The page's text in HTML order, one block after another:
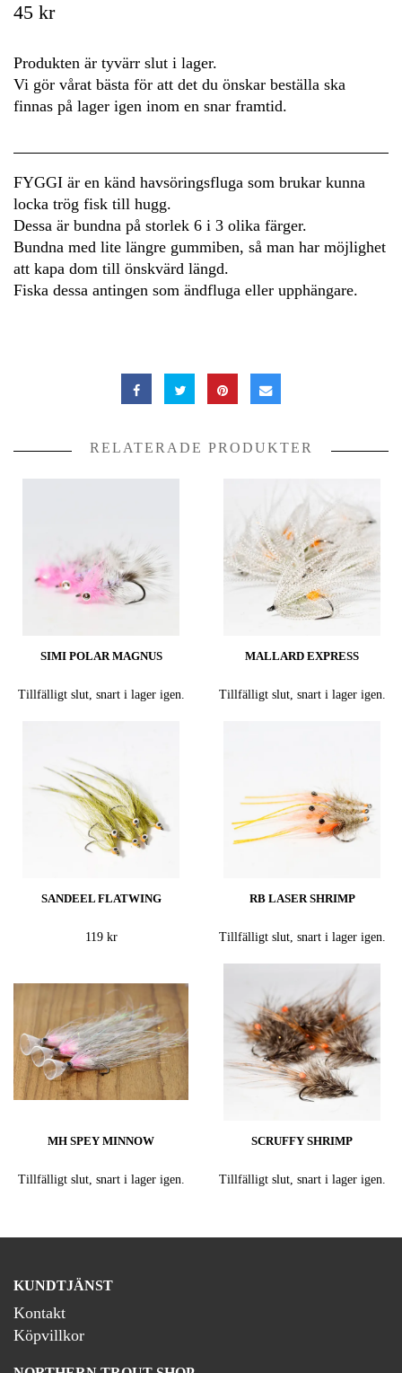
45 kr
Produkten är tyvärr slut i lager.
Vi gör vårat bästa för att det du önskar beställa ska
finnas på lager igen inom en snar framtid.
FYGGI är en känd havsöringsfluga som brukar kunna
locka trög fisk till hugg.
Dessa är bundna på storlek 6 i 3 olika färger.
Bundna med lite längre gummiben, så man har möjlighet
att kapa dom till önskvärd längd.
Fiska dessa antingen som ändfluga eller upphängare.
RELATERADE PRODUKTER
SIMI POLAR MAGNUS
Tillfälligt slut, snart i lager igen.
MALLARD EXPRESS
Tillfälligt slut, snart i lager igen.
SANDEEL FLATWING
119 kr
RB LASER SHRIMP
Tillfälligt slut, snart i lager igen.
MH SPEY MINNOW
Tillfälligt slut, snart i lager igen.
SCRUFFY SHRIMP
Tillfälligt slut, snart i lager igen.
KUNDTJÄNST
Kontakt
Köpvillkor